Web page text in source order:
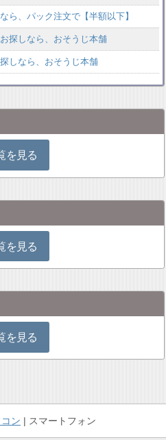
ら、パック注文で【半額以下】
探しなら、おそうじ本舗
しなら、おそうじ本舗
を見る
を見る
を見る
ン スマートフォン